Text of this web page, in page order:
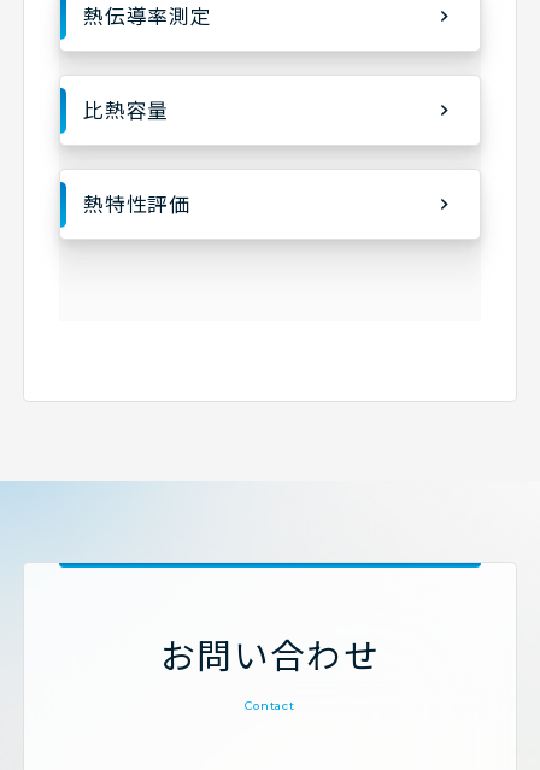
熱伝導率測定
比熱容量
熱特性評価
お問い合わせ
Contact